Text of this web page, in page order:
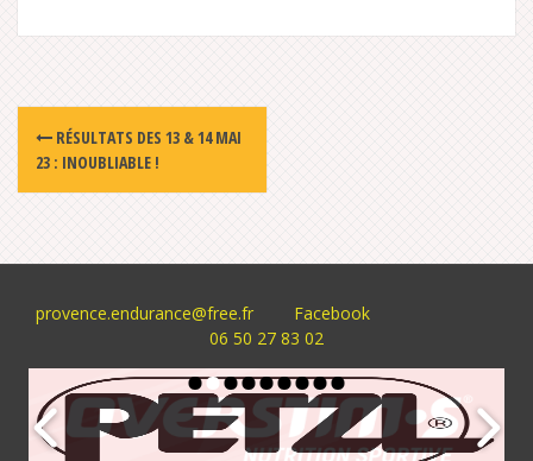
Post
navigation
RÉSULTATS DES 13 & 14 MAI
23 : INOUBLIABLE !
provence.endurance@free.fr
Facebook
06 50 27 83 02